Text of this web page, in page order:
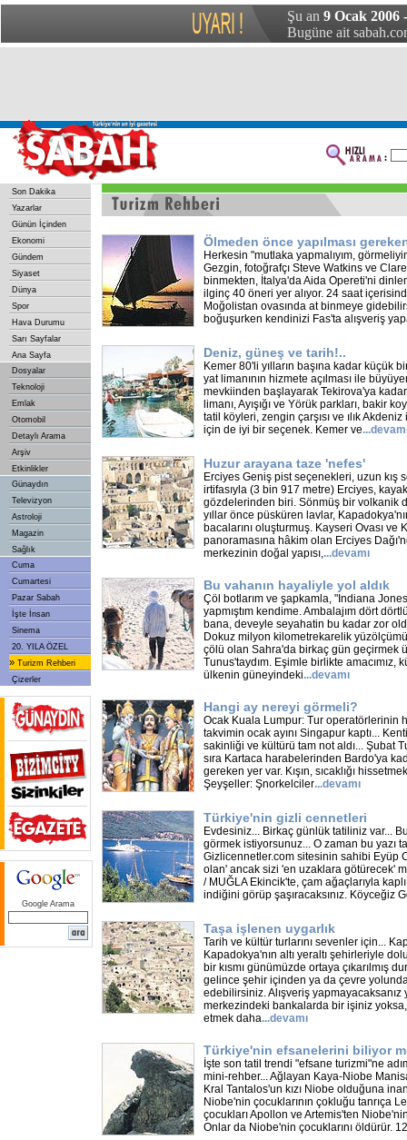
Şu an 9 Ocak 2006
Bugüne ait
Son Dakika
Yazarlar
Günün İçinden
Ekonomi
Gündem
Siyaset
Dünya
Spor
Hava Durumu
Sarı Sayfalar
Ana Sayfa
Dosyalar
Teknoloji
Emlak
Otomobil
Detaylı Arama
Arşiv
Etkinlikler
Günaydın
Televizyon
Astroloji
Magazin
Sağlık
Cuma
Cumartesi
Pazar Sabah
İşte İnsan
Sinema
20. YILA ÖZEL
» Turizm Rehberi
Çizerler
Google Arama
Ölmeden önce yapılması
Herkesin "mutlaka yapmalıyım,
Gezgin, fotoğrafçı Steve Watkins ve
binmekten, İtalya'da Aida Opereti'ni
ilginç 40 öneri yer alıyor. 24 saat
Moğolistan ovasında at binmeye
boğuşurken kendinizi Fas'ta alışveriş
Deniz, güneş ve tarih!..
Kemer 80'li yılların başına kadar küçük
yat limanının hizmete açılması ile
mevkiinden başlayarak Tekirova'ya
limanı, Ayışığı ve Yörük parkları, bakir
tatil köyleri, zengin çarşısı ve ılık
için de iyi bir seçenek. Kemer ve...
Huzur arayana taze 'nefes'
Erciyes Geniş pist seçenekleri, uzun kış
irtifasıyla (3 bin 917 metre) Erciyes,
gözdelerinden biri. Sönmüş bir volkanik
yıllar önce püsküren lavlar,
bacalarını oluşturmuş. Kayseri Ovası ve
panoramasına hâkim olan Erciyes
merkezinin doğal yapısı,...devamı
Bu vahanın hayaliyle yol aldık
Çöl botlarım ve şapkamla, "Indiana
yapmıştım kendime. Ambalajım dört
bana, deveyle seyahatin bu kadar zor
Dokuz milyon kilometrekarelik
çölü olan Sahra'da birkaç gün geçirmek
Tunus'taydım. Eşimle birlikte amacımız,
ülkenin güneyindeki...devamı
Hangi ay nereyi görmeli?
Ocak Kuala Lumpur: Tur operatörlerinin
takvimin ocak ayını Singapur kaptı...
sakinliği ve kültürü tam not aldı... Şubat
sıra Kartaca harabelerinden Bardo'ya
gereken yer var. Kışın, sıcaklığı
Şeyşeller: Şnorkelciler...devamı
Türkiye'nin gizli cennetleri
Evdesiniz... Birkaç günlük tatiliniz var...
görmek istiyorsunuz... O zaman bu yazı
Gizlicennetler.com sitesinin sahibi Eyüp
olan' ancak sizi 'en uzaklara götürecek'
/ MUĞLA Ekincik'te, çam ağaçlarıyla
indiğini görüp şaşıracaksınız. Köyceğiz
Taşa işlenen uygarlık
Tarih ve kültür turlarını sevenler için...
Kapadokya'nın altı yeraltı şehirleriyle
bir kısmı günümüzde ortaya çıkarılmış
gelince şehir içinden ya da çevre
edebilirsiniz. Alışveriş yapmayacaksanız
merkezindeki bankalarda bir işiniz
etmek daha...devamı
Türkiye'nin efsanelerini biliyor
İşte son tatil trendi "efsane turizmi"ne
mini-rehber... Ağlayan Kaya-Niobe
Kral Tantalos'un kızı Niobe olduğuna
Niobe'nin çocuklarının çokluğu tanrıça
çocukları Apollon ve Artemis'ten Niobe'nin
Onlar da Niobe'nin çocuklarını öldürür. 12